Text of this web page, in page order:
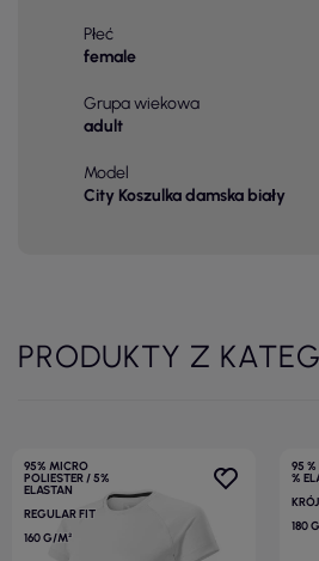
Płeć
female
Grupa wiekowa
adult
Model
City Koszulka damska biały
PRODUKTY Z
95% MICRO
POLIESTER / 5%
ELASTAN
REGULAR FIT
160 G/M²
95
%
180